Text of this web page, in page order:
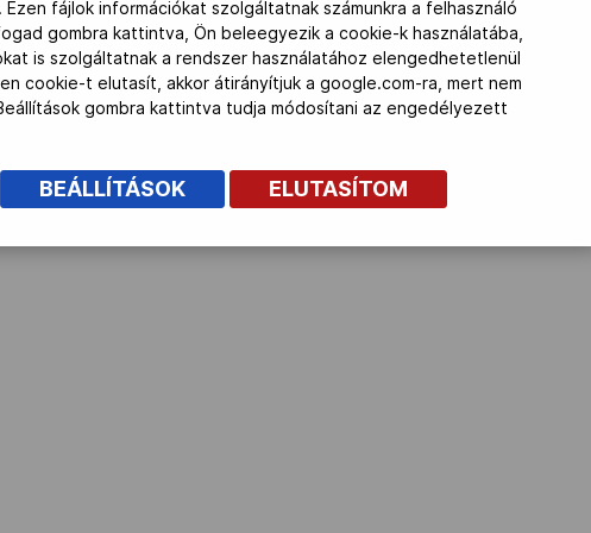
fájlok információkat szolgáltatnak számunkra a felhasználó
gombra kattintva, Ön beleegyezik a cookie-k használatába,
is szolgáltatnak a rendszer használatához elengedhetetlenül
cookie-t elutasít, akkor átirányítjuk a google.com-ra, mert nem
gombra kattintva tudja módosítani az engedélyezett
BEÁLLÍTÁSOK ELUTASÍTOM